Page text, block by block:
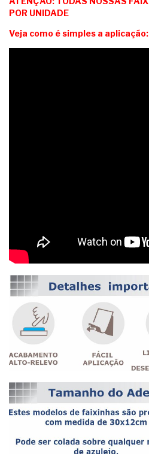
POR UNIDADE
Veja como é simples a aplicação: